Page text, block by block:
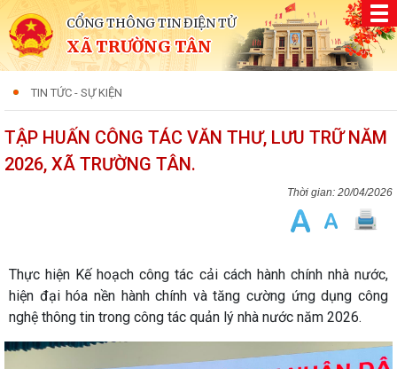
CỔNG THÔNG TIN ĐIỆN TỬ
XÃ TRƯỜNG TÂN
TIN TỨC - SỰ KIỆN
TẬP HUẤN CÔNG TÁC VĂN THƯ, LƯU TRỮ NĂM
2026, XÃ TRƯỜNG TÂN.
20/04/2026
Thực hiện Kế hoạch công tác cải cách hành chính nhà nước,
hiện đại hóa nền hành chính và tăng cường ứng dụng công
nghệ thông tin trong công tác quản lý nhà nước năm 2026.